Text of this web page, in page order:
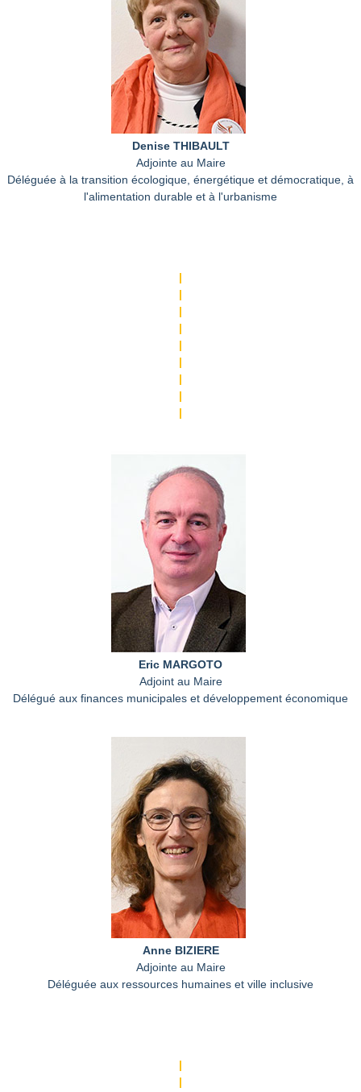
Denise THIBAULT
Adjointe au Maire
Déléguée à la transition écologique, énergétique et démocratique, à
l'alimentation durable et à l'urbanisme
|
|
|
|
|
|
|
|
|
Eric MARGOTO
Adjoint au Maire
Délégué aux finances municipales et développement économique
Anne BIZIERE
Adjointe au Maire
Déléguée aux ressources humaines et ville inclusive
|
|